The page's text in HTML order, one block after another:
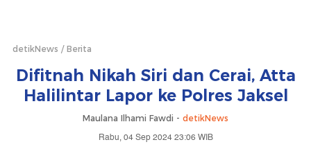
detikNews Berita
Difitnah Nikah Siri dan Cerai, Atta
Halilintar Lapor ke Polres Jaksel
Maulana Ilhami Fawdi - detikNews
Rabu, 04 Sep 2024 23:06 WIB